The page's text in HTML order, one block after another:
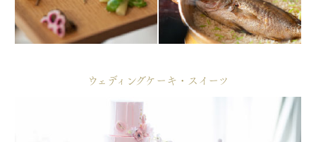
ウェディングケーキ・スイーツ